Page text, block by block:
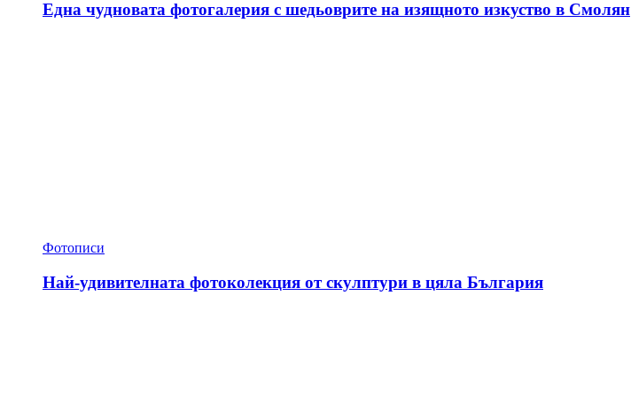
Една чудновата фотогалерия с шедьоврите на изящното изкуство в Смолян
Фотописи
Най-удивителната фотоколекция от скулптури в цяла България